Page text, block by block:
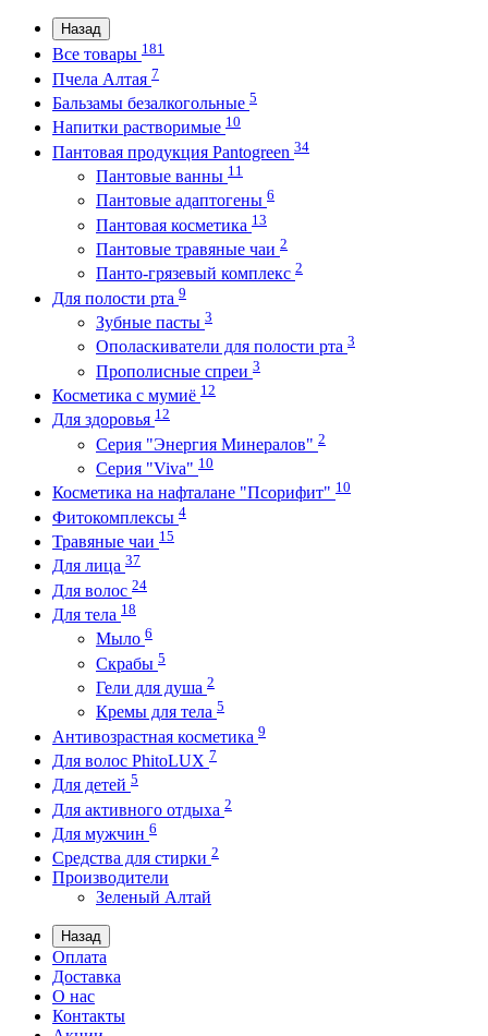
Назад
Все товары 181
Пчела Алтая 7
Бальзамы безалкогольные 5
Напитки растворимые 10
Пантовая продукция Pantogreen 34
Пантовые ванны 11
Пантовые адаптогены 6
Пантовая косметика 13
Пантовые травяные чаи 2
Панто-грязевый комплекс 2
Для полости рта 9
Зубные пасты 3
Ополаскиватели для полости рта 3
Прополисные спреи 3
Косметика с мумиё 12
Для здоровья 12
Серия "Энергия Минералов" 2
Серия "Viva" 10
Косметика на нафталане "Псорифит" 10
Фитокомплексы 4
Травяные чаи 15
Для лица 37
Для волос 24
Для тела 18
Мыло 6
Скрабы 5
Гели для душа 2
Кремы для тела 5
Антивозрастная косметика 9
Для волос PhitoLUX 7
Для детей 5
Для активного отдыха 2
Для мужчин 6
Средства для стирки 2
Производители
Зеленый Алтай
Назад
Оплата
Доставка
О нас
Контакты